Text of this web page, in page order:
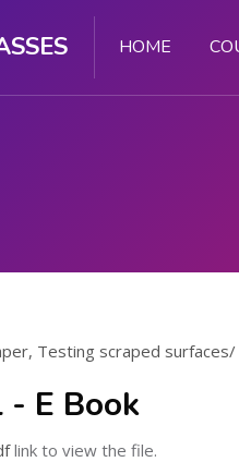
HOME
Testing scraped surfaces/
E Book
link to view the file.